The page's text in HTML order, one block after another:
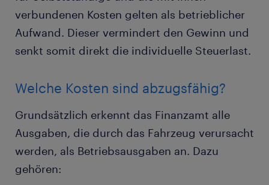
verbundenen Kosten gelten als betrieblicher
Aufwand. Dieser vermindert den Gewinn und
senkt somit direkt die individuelle Steuerlast.
Welche Kosten sind abzugsfähig?
Grundsätzlich erkennt das Finanzamt alle
Ausgaben, die durch das Fahrzeug verursacht
werden, als Betriebsausgaben an. Dazu
gehören: